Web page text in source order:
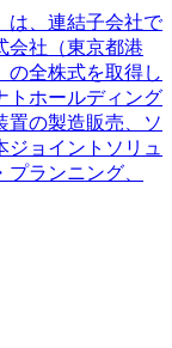
は、連結子会社で
会社（東京都港
の全株式を取得し
トホールディング
置の製造販売、ソ
ョイントソリュ
ランニング、